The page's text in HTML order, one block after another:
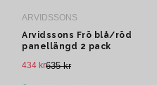
ARVIDSSONS
Arvidssons Frö blå/röd
panellängd 2 pack
635 kr
434 kr